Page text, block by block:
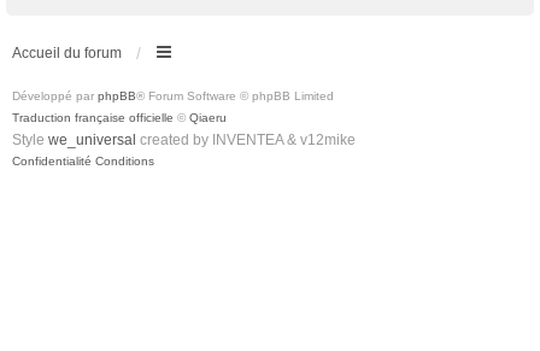
Accueil du forum
Développé par phpBB® Forum Software © phpBB Limited
Traduction française officielle © Qiaeru
Style we_universal created by INVENTEA & v12mike
Confidentialité Conditions